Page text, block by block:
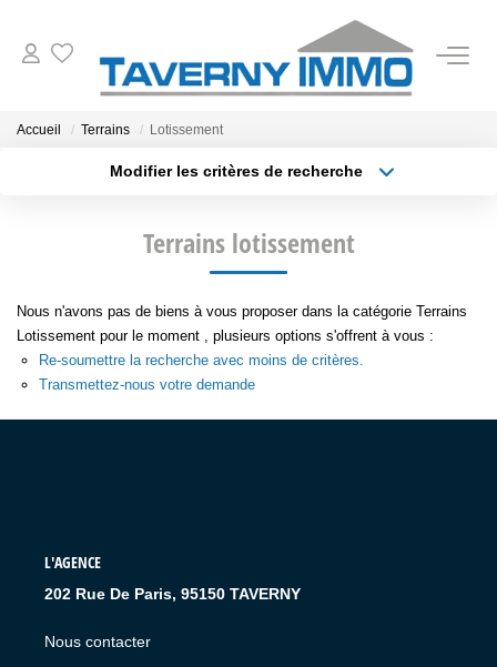
ESTIMATION
OUTILS
NOTRE AGENCE
CONTACT
Accueil Terrains Lotissement
Modifier les critères de recherche
Sélectionnez...
Budget max Plus de critères
Terrains lotissement
Nous n'avons pas de biens à vous proposer dans la catégorie Terrains
Lotissement pour le moment , plusieurs options s'offrent à vous :
Re-soumettre la recherche avec moins de critères.
Transmettez-nous votre demande
L'AGENCE
202 Rue De Paris, 95150 TAVERNY
Nous contacter